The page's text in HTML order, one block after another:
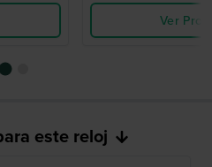
Ver
este reloj